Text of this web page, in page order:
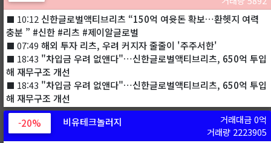
⬛ 10:12 신한글로벌액티브리츠 “150억 여윳돈 확보…환헷지 여력
충분 ” #신한 #리츠 #제이알글로벌
⬛ 07:49 해외 투자 리츠, 우려 커지자 줄줄이 '주주서한'
⬛ 18:43 "차입금 우려 없앤다"…신한글로벌액티브리츠, 650억 투입
해 재무구조 개선
⬛ 18:43 "차입금 우려 없앤다"…신한글로벌액티브리츠, 650억 투입
해 재무구조 개선
-20% 비유테크놀러지
거래대금 0억
거래량 2223905